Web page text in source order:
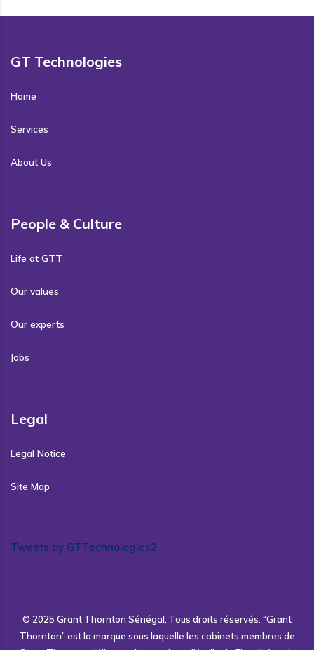
GT Technologies
Home
Services
About Us
People & Culture
Life at GTT
Our values
Our experts
Jobs
Legal
Legal Notice
Site Map
Tweets by GTTechnologies2
© 2025 Grant Thornton Sénégal, Tous droits réservés. “Grant
Thornton” est la marque sous laquelle les cabinets membres de